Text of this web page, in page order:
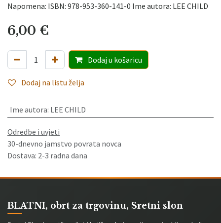
Napomena: ISBN: 978-953-360-141-0 Ime autora: LEE CHILD
6,00 €
Dodaju košaricu
Dodaj na listu želja
Ime autora: LEE CHILD
Odredbe i uvjeti
30-dnevno jamstvo povrata novca
Dostava: 2-3 radna dana
BLATNI, obrt za trgovinu, Sretni slon